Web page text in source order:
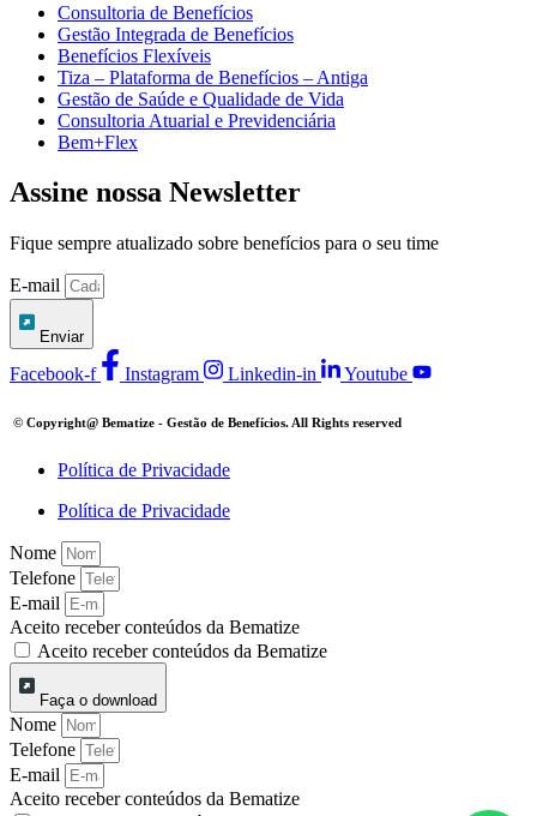
Consultoria de Benefícios
Gestão Integrada de Benefícios
Benefícios Flexíveis
Tiza – Plataforma de Benefícios – Antiga
Gestão de Saúde e Qualidade de Vida
Consultoria Atuarial e Previdenciária
Bem+Flex
Assine nossa Newsletter
Fique sempre atualizado sobre benefícios para o seu time
E-mail
Enviar
Facebook-f Instagram Linkedin-in Youtube
© Copyright@ Bematize - Gestão de Benefícios. All Rights reserved
Política de Privacidade
Política de Privacidade
Nome
Telefone
E-mail
Aceito receber conteúdos da Bematize
Aceito receber conteúdos da Bematize
Faça o download
Nome
Telefone
E-mail
Aceito receber conteúdos da Bematize